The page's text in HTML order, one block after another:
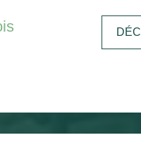
une salle de bain, un wc et
d'eau